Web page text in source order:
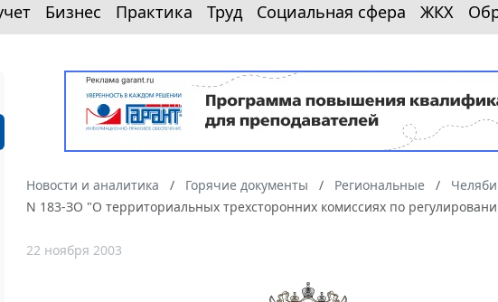
Бизнес Практика Труд Социальная сфера ЖКХ
Новости и аналитика Горячие документы Региональные
N 183-ЗО "О территориальных трехсторонних комиссиях по
22 ноября 2003